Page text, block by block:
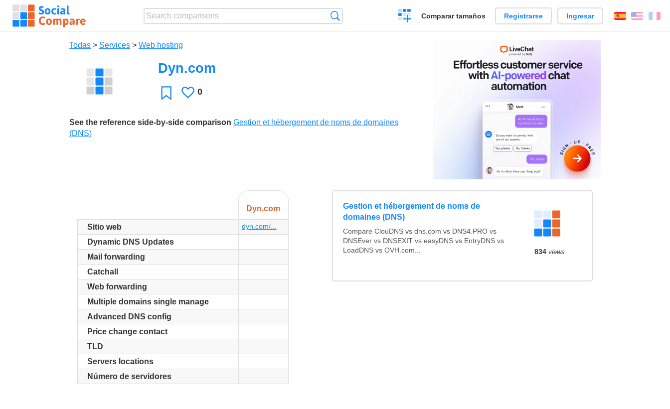
Crear
una
Comparar tamaños Registrarse Ingresar EspañolEnglish
Todas > Services > Web hosting
Dyn.com
Favoritos
Le
0
See the reference side-by-side comparison Gestion et hébergement de noms de domaines
(DNS)
Dyn.com
Sitio web dyn.com/...
Dynamic DNS Updates
Mail forwarding
Catchall
Web forwarding
Multiple domains single manage
Advanced DNS config
Price change contact
TLD
Servers locations
Número de servidores
Gestion et hébergement de noms de
domaines (DNS)
Compare ClouDNS vs dns.com vs DNS4.PRO vs
DNSEver vs DNSEXIT vs easyDNS vs EntryDNS vs
LoadDNS vs OVH.com...
834 views